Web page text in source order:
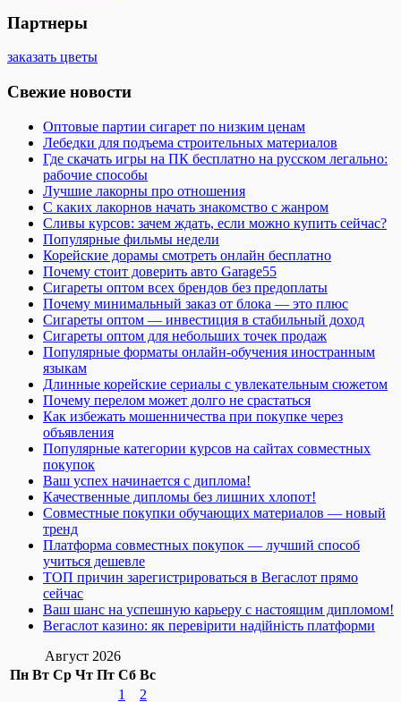
Партнеры
заказать цветы
Свежие новости
Оптовые партии сигарет по низким ценам
Лебедки для подъема строительных материалов
Где скачать игры на ПК бесплатно на русском легально:
рабочие способы
Лучшие лакорны про отношения
С каких лакорнов начать знакомство с жанром
Сливы курсов: зачем ждать, если можно купить сейчас?
Популярные фильмы недели
Корейские дорамы смотреть онлайн бесплатно
Почему стоит доверить авто Garage55
Сигареты оптом всех брендов без предоплаты
Почему минимальный заказ от блока — это плюс
Сигареты оптом — инвестиция в стабильный доход
Сигареты оптом для небольших точек продаж
Популярные форматы онлайн-обучения иностранным
языкам
Длинные корейские сериалы с увлекательным сюжетом
Почему перелом может долго не срастаться
Как избежать мошенничества при покупке через
объявления
Популярные категории курсов на сайтах совместных
покупок
Ваш успех начинается с диплома!
Качественные дипломы без лишних хлопот!
Совместные покупки обучающих материалов — новый
тренд
Платформа совместных покупок — лучший способ
учиться дешевле
ТОП причин зарегистрироваться в Вегаслот прямо
сейчас
Ваш шанс на успешную карьеру с настоящим дипломом!
Вегаслот казино: як перевірити надійність платформи
Август 2026
Пн Вт Ср Чт Пт Сб Вс
1
2